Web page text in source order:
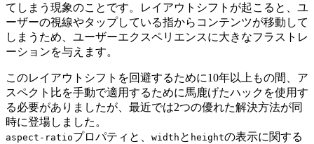
てしまう現象のことです。レイアウトシフトが起こると、ユ
ーザーの視線やタップしている指からコンテンツが移動して
しまうため、ユーザーエクスペリエンスに大きなフラストレ
ーションを与えます。
このレイアウトシフトを回避するために10年以上もの間、ア
スペクト比を手動で適用するために馬鹿げたハックを使用す
る必要がありましたが、最近では2つの優れた解決方法が同
時に登場しました。
aspect-ratioプロパティと、 width と heightの表示に関する